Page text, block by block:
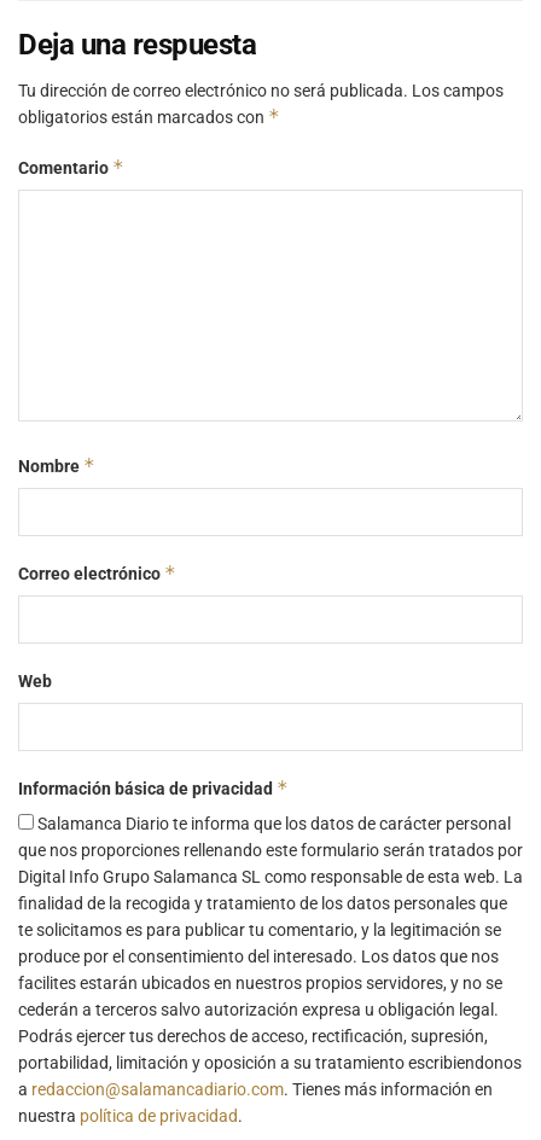
Deja una respuesta
Tu dirección de correo electrónico no será publicada. Los campos
obligatorios están marcados con *
Comentario *
Nombre *
Correo electrónico *
Web
Información básica de privacidad *
Salamanca Diario te informa que los datos de carácter personal
que nos proporciones rellenando este formulario serán tratados por
Digital Info Grupo Salamanca SL como responsable de esta web. La
finalidad de la recogida y tratamiento de los datos personales que
te solicitamos es para publicar tu comentario, y la legitimación se
produce por el consentimiento del interesado. Los datos que nos
facilites estarán ubicados en nuestros propios servidores, y no se
cederán a terceros salvo autorización expresa u obligación legal.
Podrás ejercer tus derechos de acceso, rectificación, supresión,
portabilidad, limitación y oposición a su tratamiento escribiendonos
a redaccion@salamancadiario.com. Tienes más información en
nuestra política de privacidad.